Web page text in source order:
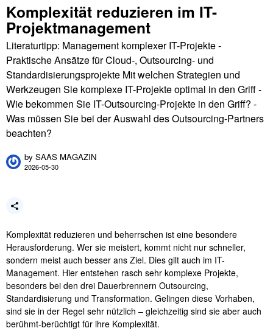
Komplexität reduzieren im IT-
Projektmanagement
Literaturtipp: Management komplexer IT-Projekte -
Praktische Ansätze für Cloud-, Outsourcing- und
Standardisierungsprojekte Mit welchen Strategien und
Werkzeugen Sie komplexe IT-Projekte optimal in den Griff -
Wie bekommen Sie IT-Outsourcing-Projekte in den Griff? -
Was müssen Sie bei der Auswahl des Outsourcing-Partners
beachten?
by SAAS MAGAZIN
2026-05-30
Komplexität reduzieren und beherrschen ist eine besondere
Herausforderung. Wer sie meistert, kommt nicht nur schneller,
sondern meist auch besser ans Ziel. Dies gilt auch im IT-
Management. Hier entstehen rasch sehr komplexe Projekte,
besonders bei den drei Dauerbrennern Outsourcing,
Standardisierung und Transformation. Gelingen diese Vorhaben,
sind sie in der Regel sehr nützlich – gleichzeitig sind sie aber auch
berühmt-berüchtigt für ihre Komplexität.